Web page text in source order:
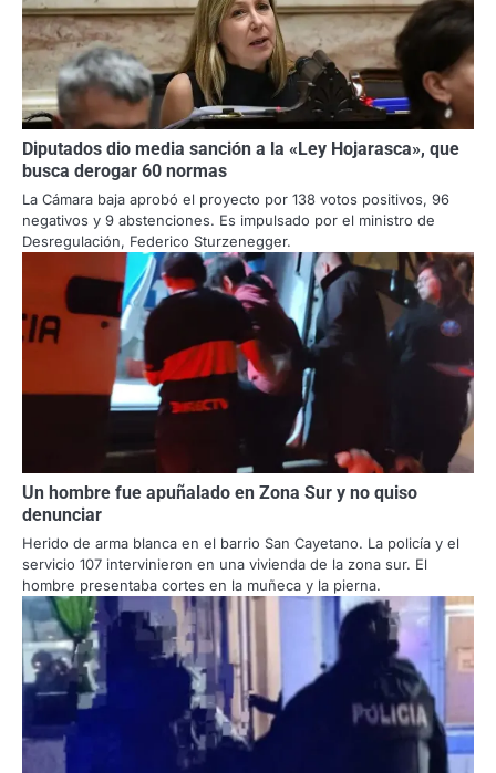
Diputados dio media sanción a la «Ley Hojarasca», que
busca derogar 60 normas
La Cámara baja aprobó el proyecto por 138 votos positivos, 96
negativos y 9 abstenciones. Es impulsado por el ministro de
Desregulación, Federico Sturzenegger.
Un hombre fue apuñalado en Zona Sur y no quiso
denunciar
Herido de arma blanca en el barrio San Cayetano. La policía y el
servicio 107 intervinieron en una vivienda de la zona sur. El
hombre presentaba cortes en la muñeca y la pierna.